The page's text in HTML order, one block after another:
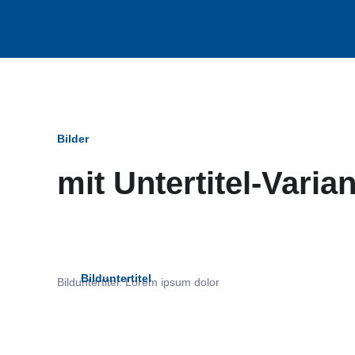
Bilder
mit Untertitel-
Bilduntertitel: Lorem ipsum dolor
Bilduntertitel